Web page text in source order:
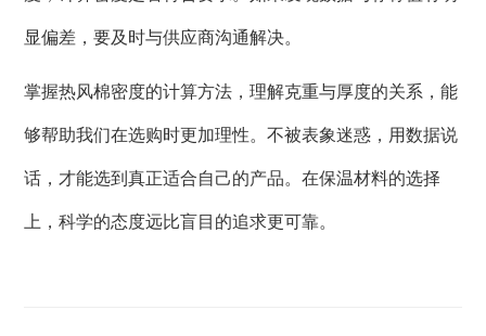
显偏差，要及时与供应商沟通解决。
掌握热风棉密度的计算方法，理解克重与厚度的关系，能
够帮助我们在选购时更加理性。不被表象迷惑，用数据说
话，才能选到真正适合自己的产品。在保温材料的选择
上，科学的态度远比盲目的追求更可靠。